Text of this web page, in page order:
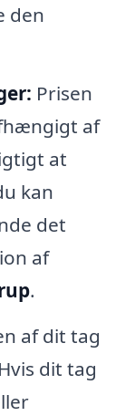
den
Prisen
af
at
kan
det
af
.
af dit tag
dit tag